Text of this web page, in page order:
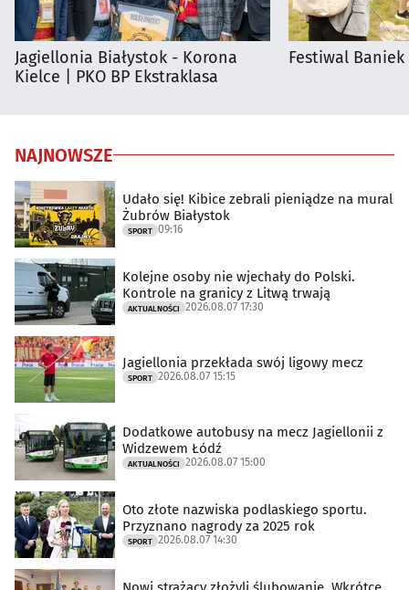
Jagiellonia Białystok - Korona
Kielce | PKO BP Ekstraklasa
Festiwal
NAJNOWSZE
Udało się! Kibice zebrali pieniądze na mural
Żubrów Białystok
SPORT 09:16
Kolejne osoby nie wjechały do Polski.
Kontrole na granicy z Litwą trwają
AKTUALNOŚCI 2026.08.07 17:30
Jagiellonia przekłada swój ligowy mecz
SPORT 2026.08.07 15:15
Dodatkowe autobusy na mecz Jagiellonii z
Widzewem Łódź
AKTUALNOŚCI 2026.08.07 15:00
Oto złote nazwiska podlaskiego sportu.
Przyznano nagrody za 2025 rok
SPORT 2026.08.07 14:30